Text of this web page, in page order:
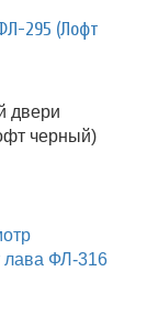
295 (Лофт
двери
черный)